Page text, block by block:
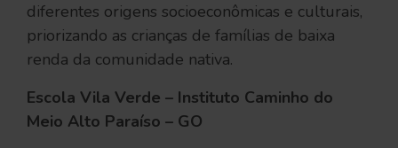
diferentes origens socioeconômicas e culturais,
priorizando as crianças de famílias de baixa
renda da comunidade nativa.
Escola Vila Verde – Instituto Caminho do
Meio Alto Paraíso – GO